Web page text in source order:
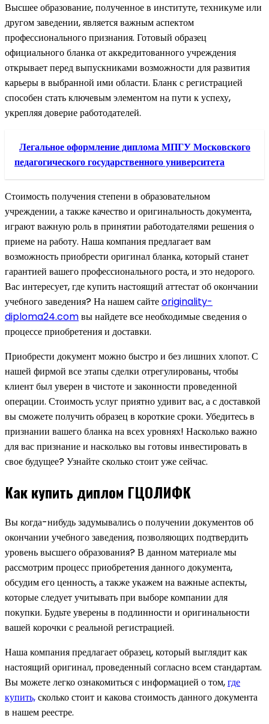
Высшее образование, полученное в институте, техникуме или
другом заведении, является важным аспектом
профессионального признания. Готовый образец
официального бланка от аккредитованного учреждения
открывает перед выпускниками возможности для развития
карьеры в выбранной ими области. Бланк с регистрацией
способен стать ключевым элементом на пути к успеху,
укрепляя доверие работодателей.
Легальное оформление диплома МПГУ Московского
педагогического государственного университета
Стоимость получения степени в образовательном
учреждении, а также качество и оригинальность документа,
играют важную роль в принятии работодателями решения о
приеме на работу. Наша компания предлагает вам
возможность приобрести оригинал бланка, который станет
гарантией вашего профессионального роста, и это недорого.
Вас интересует, где купить настоящий аттестат об окончании
учебного заведения? На нашем сайтеoriginality-
diploma24.comвы найдете все необходимые сведения о
процессе приобретения и доставки.
Приобрести документ можно быстро и без лишних хлопот. С
нашей фирмой все этапы сделки отрегулированы, чтобы
клиент был уверен в чистоте и законности проведенной
операции. Стоимость услуг приятно удивит вас, а с доставкой
вы сможете получить образец в короткие сроки. Убедитесь в
признании вашего бланка на всех уровнях! Насколько важно
для вас признание и насколько вы готовы инвестировать в
свое будущее? Узнайте сколько стоит уже сейчас.
Как купить диплом ГЦОЛИФК
Вы когда-нибудь задумывались о получении документов об
окончании учебного заведения, позволяющих подтвердить
уровень высшего образования? В данном материале мы
рассмотрим процесс приобретения данного документа,
обсудим его ценность, а также укажем на важные аспекты,
которые следует учитывать при выборе компании для
покупки. Будьте уверены в подлинности и оригинальности
вашей корочки с реальной регистрацией.
Наша компания предлагает образец, который выглядит как
настоящий оригинал, проведенный согласно всем стандартам.
Вы можете легко ознакомиться с информацией о том,где
купить,сколько стоит и какова стоимость данного документа
в нашем реестре.